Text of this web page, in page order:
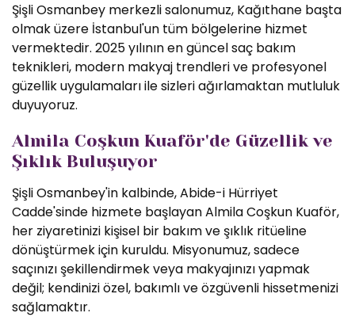
Şişli Osmanbey merkezli salonumuz, Kağıthane başta
olmak üzere İstanbul'un tüm bölgelerine hizmet
vermektedir. 2025 yılının en güncel saç bakım
teknikleri, modern makyaj trendleri ve profesyonel
güzellik uygulamaları ile sizleri ağırlamaktan mutluluk
duyuyoruz.
Almila Coşkun Kuaför'de Güzellik ve
Şıklık Buluşuyor
Şişli Osmanbey'in kalbinde, Abide-i Hürriyet
Cadde'sinde hizmete başlayan Almila Coşkun Kuaför,
her ziyaretinizi kişisel bir bakım ve şıklık ritüeline
dönüştürmek için kuruldu. Misyonumuz, sadece
saçınızı şekillendirmek veya makyajınızı yapmak
değil; kendinizi özel, bakımlı ve özgüvenli hissetmenizi
sağlamaktır.